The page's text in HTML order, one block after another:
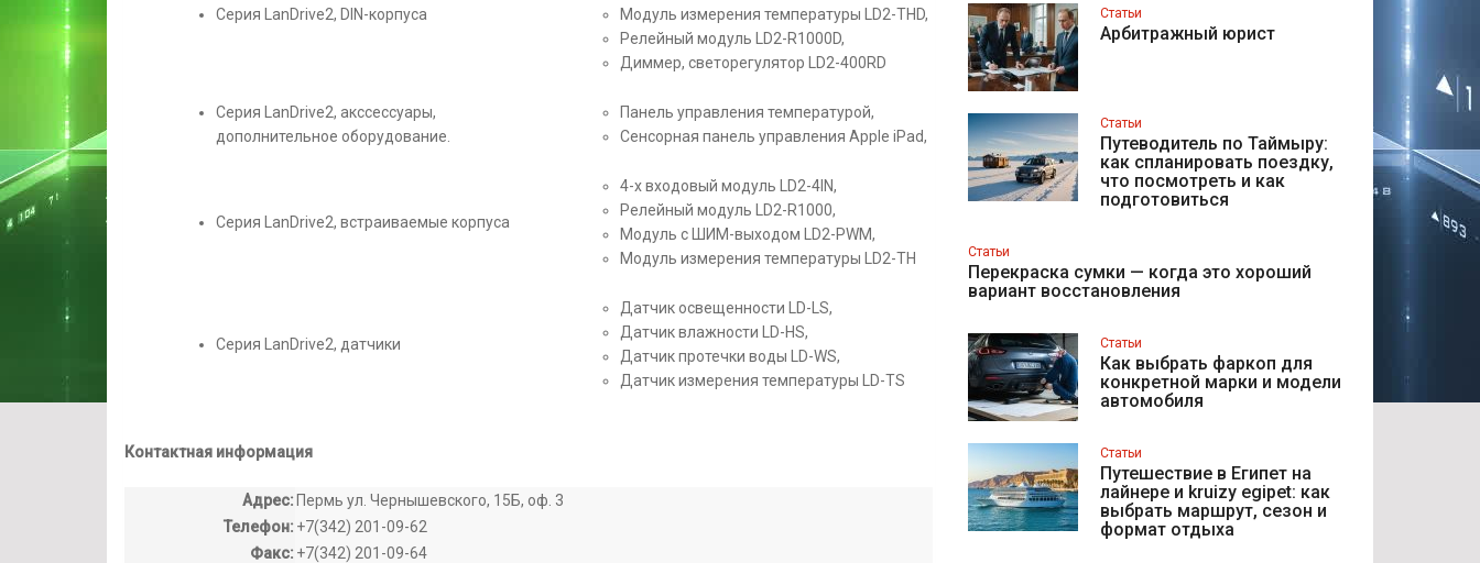
Серия LanDrive2, DIN-корпуса
Модуль измерения температуры LD2-THD,
Релейный модуль LD2-R1000D,
Диммер, светорегулятор LD2-400RD
Серия LanDrive2, акссессуары,
дополнительное оборудование.
Панель управления температурой,
Сенсорная панель управления Apple iPad,
Серия LanDrive2, встраиваемые корпуса
4-х входовый модуль LD2-4IN,
Релейный модуль LD2-R1000,
Модуль с ШИМ-выходом LD2-PWM,
Модуль измерения температуры LD2-TH
Серия LanDrive2, датчики
Датчик освещенности LD-LS,
Датчик влажности LD-HS,
Датчик протечки воды LD-WS,
Датчик измерения температуры LD-TS
Контактная информация
Адрес: Пермь ул. Чернышевского, 15Б, оф. 3
Телефон: +7(342) 201-09-62
Факс: +7(342) 201-09-64
Статьи
Арбитражный юрист
Статьи
Путеводитель по Таймыру:
как спланировать поездку,
что посмотреть и как
подготовиться
Статьи
Перекраска сумки — когда это хороший
вариант восстановления
Статьи
Как выбрать фаркоп для
конкретной марки и модели
автомобиля
Статьи
Путешествие в Египет на
лайнере и kruizy egipet: как
выбрать маршрут, сезон и
формат отдыха